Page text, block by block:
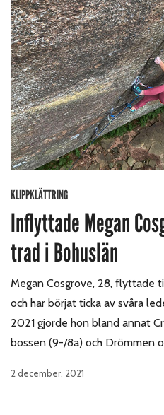
KLIPPKLÄTTRING
Inflyttade Megan
trad i Bohuslän
Megan Cosgrove, 28, flyttade
och har börjat ticka av svåra
2021 gjorde hon bland annat
bossen (9-/8a) och Drömmen
2 december, 2021